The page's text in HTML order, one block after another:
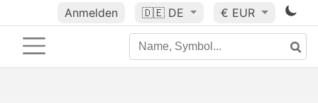
Anmelden 🇩🇪 DE € EUR